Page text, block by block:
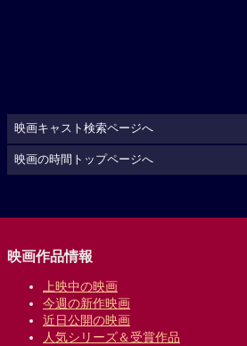
映画キャスト検索ページへ
映画の時間トップページへ
映画作品情報
上映中の映画
今週の新作映画
近日公開の映画
人気シリーズ＆受賞作品